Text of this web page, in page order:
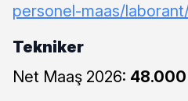
personel-maas/
Tekniker
Net Maaş 2026: 48.000